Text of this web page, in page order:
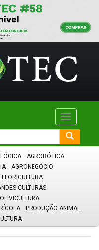
Toggle
AGROBÓTICA
AGRONEGÓCIO
FLORICULTURA
CULTURAS
OLIVICULTURA
PRODUÇÃO ANIMAL